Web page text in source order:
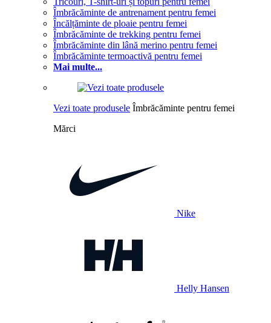
Îmbrăcăminte de antrenament pentru femei
Încălțăminte de ploaie pentru femei
Îmbrăcăminte de trekking pentru femei
Îmbrăcăminte din lână merino pentru femei
Îmbrăcăminte termoactivă pentru femei
Mai multe...
Vezi toate produsele Îmbrăcăminte pentru femei
Mărci
Nike
Helly Hansen